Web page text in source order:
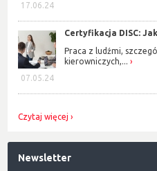
17.06.24
07.05.24
Certyfikacja DISC:
Praca z ludźmi,
kierowniczych,...
Czytaj więcej
Newsletter